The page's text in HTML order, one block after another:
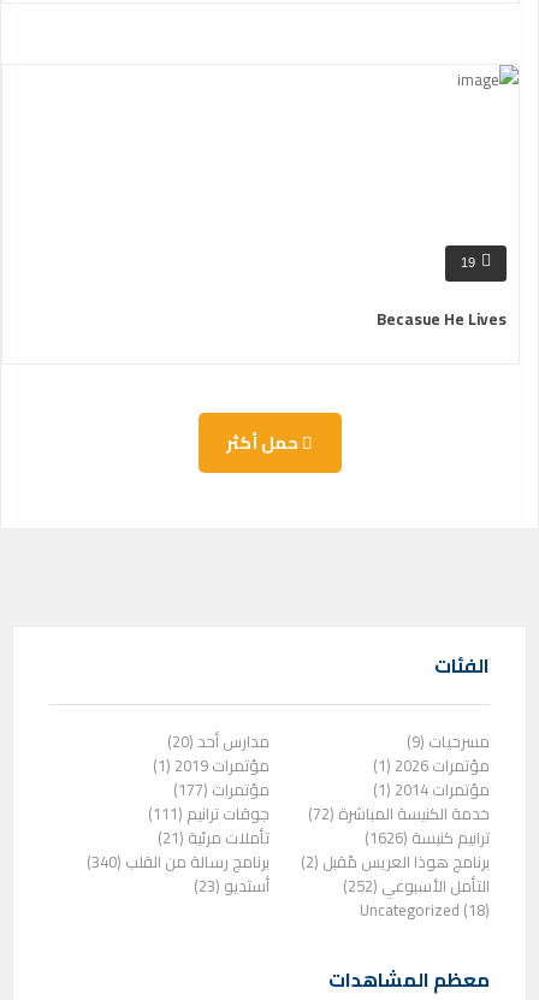
19
Becasue He Lives
حمل أكثر
الفئات
مسرحيات (9)
مدارس أحد (20)
مؤتمرات 2026 (1)
مؤتمرات 2019 (1)
مؤتمرات 2014 (1)
مؤتمرات (177)
خدمة الكنيسة المباشرة (72)
جوقات ترانيم (111)
ترانيم كنيسة (1626)
تأملات مرئية (21)
برنامج هوذا العريس مًقبل (2)
برنامج رسالة من القلب (340)
التأمل الأسبوعي (252)
أستديو (23)
Uncategorized (18)
معظم المشاهدات